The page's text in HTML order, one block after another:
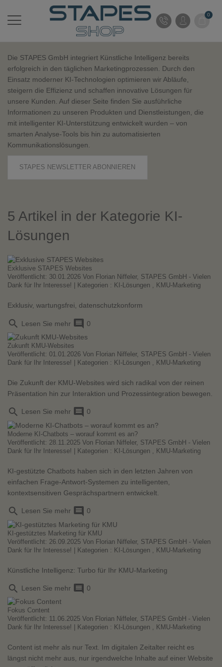
0
Die STAPES GmbH integriert Künstliche Intelligenz bereits
erfolgreich in den täglichen Marketingprozessen. Durch den
Einsatz moderner KI-Technologien optimieren wir Abläufe,
steigern die Effizienz und schaffen innovative Lösungen für
unsere Kunden. Auf dieser Seite finden Sie ausführliche
Informationen zu unseren Produkten und Dienstleistungen, die
mit intelligenter KI-Unterstützung entwickelt wurden – von
smarten Analyse-Tools bis hin zu automatisierten
Kommunikationslösungen.
STAPES NEWSLETTER ABONNIEREN
5 Artikel in der Kategorie KI-
Lösungen
Exklusive STAPES Websites
Veröffentlicht: 30.01.2026 Von Florian Niffeler, STAPES GmbH - Vielen
Dank für Ihr Interesse!
| Kategorien : KI-Lösungen , KMU-Marketing
Exklusiv, wartungsfrei, datenschutzkonform
search Lesen Sie mehr comment 0
Zukunft KMU-Websites
Veröffentlicht: 01.01.2026 Von Florian Niffeler, STAPES GmbH - Vielen
Dank für Ihr Interesse!
| Kategorien : KI-Lösungen , KMU-Marketing
Die Zukunft der KMU-Websites wird sich radikal von der reinen
Präsentation hin zur Interaktion und Prozessintegration bewegen.
search Lesen Sie mehr comment 0
Moderne KI-Chatbots – worauf kommt es an?
Veröffentlicht: 28.11.2025 Von Florian Niffeler, STAPES GmbH - Vielen
Dank für Ihr Interesse!
| Kategorien : KI-Lösungen , KMU-Marketing
KI-gestützte Chatbots haben sich in den letzten Jahren von
einfachen Frage-Antwort-Systemen zu intelligenten,
kontextsensitiven Gesprächspartnern entwickelt.
search Lesen Sie mehr comment 0
KI-gestütztes Marketing für KMU
Veröffentlicht: 26.09.2025 Von Florian Niffeler, STAPES GmbH - Vielen
Dank für Ihr Interesse!
| Kategorien : KI-Lösungen KMU-Marketing
Künstliche Intelligenz: Turbo für Ihr KMU-Marketing
search Lesen Sie mehr comment 0
Fokus Content
Veröffentlicht: 11.06.2025 Von Florian Niffeler, STAPES GmbH - Vielen
Dank für Ihr Interesse!
| Kategorien : KI-Lösungen , KMU-Marketing
Content ist mehr als nur Text. Im digitalen Zeitalter reicht es
längst nicht mehr aus, nur irgendwelche Inhalte auf einer Website